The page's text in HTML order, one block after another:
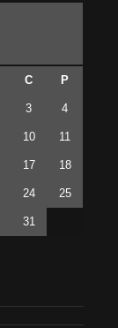
C P
3 4
10 11
17 18
24 25
31